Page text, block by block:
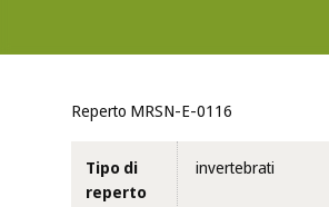
Reperto MRSN-E-0116
Tipo di
reperto
invertebrati